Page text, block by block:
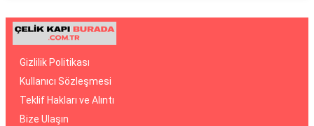
Gizlilik Politikası
Kullanıcı Sözleşmesi
Teklif Hakları ve Alıntı
Bize Ulaşın